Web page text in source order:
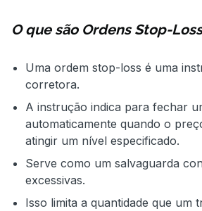
O que são Ordens Stop-
Uma ordem stop-loss é uma
corretora.
A instrução indica para fechar
automaticamente quando o
atingir um nível especificado.
Serve como um salvaguarda
excessivas.
Isso limita a quantidade que um